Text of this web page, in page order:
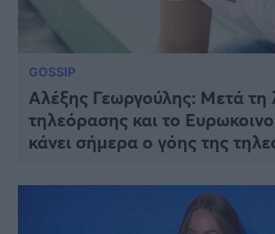
GOSSIP
Αλέξης Γεωργούλης: Μετά τη
τηλεόρασης και το
κάνει σήμερα ο γόης της